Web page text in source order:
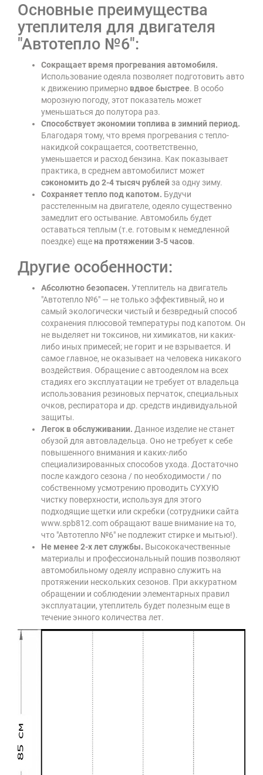
Основные преимущества
утеплителя для двигателя
"Автотепло №6":
Сокращает время прогревания автомобиля.
Использование одеяла позволяет подготовить авто
к движению примерно вдвое быстрее. В особо
морозную погоду, этот показатель может
уменьшаться до полутора раз.
Способствует экономии топлива в зимний период.
Благодаря тому, что время прогревания с тепло-
накидкой сокращается, соответственно,
уменьшается и расход бензина. Как показывает
практика, в среднем автомобилист может
сэкономить до 2-4 тысяч рублей за одну зиму.
Сохраняет тепло под капотом. Будучи
расстеленным на двигателе, одеяло существенно
замедлит его остывание. Автомобиль будет
оставаться теплым (т.е. готовым к немедленной
поездке) ещена протяжении 3-5 часов.
Другие особенности:
Абсолютно безопасен. Утеплитель на двигатель
"Автотепло №6" — не только эффективный, но и
самый экологически чистый и безвредный способ
сохранения плюсовой температуры под капотом. Он
не выделяет ни токсинов, ни химикатов, ни каких-
либо иных примесей; не горит и не взрывается. И
самое главное, не оказывает на человека никакого
воздействия. Обращение с автоодеялом на всех
стадиях его эксплуатации не требует от владельца
использования резиновых перчаток, специальных
очков, респиратора и др. средств индивидуальной
защиты.
Легок в обслуживании. Данное изделие не станет
обузой для автовладельца. Оно не требует к себе
повышенного внимания и каких-либо
специализированных способов ухода. Достаточно
после каждого сезона / по необходимости / по
собственному усмотрению проводить СУХУЮ
чистку поверхности, используя для этого
подходящие щетки или скребки (сотрудники сайта
www.spb812.com обращают ваше внимание на то,
что "Автотепло №6" не подлежит стирке и мытью!).
Не менее 2-х лет службы. Высококачественные
материалы и профессиональный пошив позволяют
автомобильному одеялу исправно служить на
протяжении нескольких сезонов. При аккуратном
обращении и соблюдении элементарных правил
эксплуатации, утеплитель будет полезным еще в
течение энного количества лет.